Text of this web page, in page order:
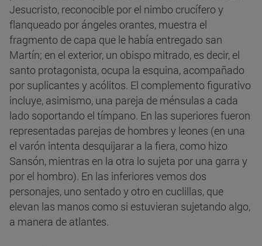
Jesucristo, reconocible por el nimbo crucífero y
flanqueado por ángeles orantes, muestra el
fragmento de capa que le había entregado san
Martín; en el exterior, un obispo mitrado, es decir, el
santo protagonista, ocupa la esquina, acompañado
por suplicantes y acólitos. El complemento figurativo
incluye, asimismo, una pareja de ménsulas a cada
lado soportando el tímpano. En las superiores fueron
representadas parejas de hombres y leones (en una
el varón intenta desquijarar a la fiera, como hizo
Sansón, mientras en la otra lo sujeta por una garra y
por el hombro). En las inferiores vemos dos
personajes, uno sentado y otro en cuclillas, que
elevan las manos como si estuvieran sujetando algo,
a manera de atlantes.